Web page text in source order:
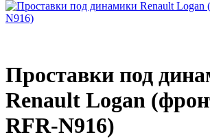
Проставки под
Renault Logan
RFR-N916)